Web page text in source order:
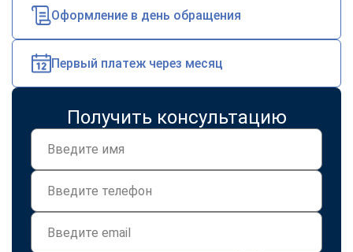
Оформление в день обращения
Первый платеж через месяц
Получить консультацию